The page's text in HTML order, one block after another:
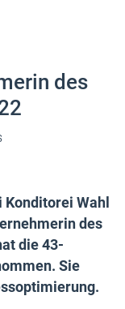
des
Konditorei Wahl
des
die 43-
Sie